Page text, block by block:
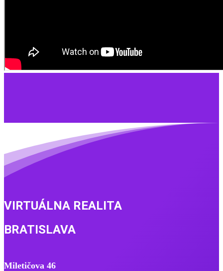
VIRTUÁLNA REALITA
BRATISLAVA
Miletičova 46